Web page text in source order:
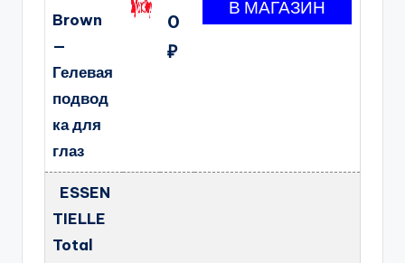
Brown
—
Гелевая
подвод
ка для
глаз
0
₽
ESSEN
TIELLE
Total